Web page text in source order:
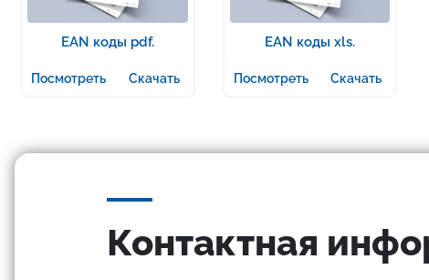
EAN коды pdf.
Посмотреть Скачать
EAN коды xls.
Посмотреть Скачать
Контактная